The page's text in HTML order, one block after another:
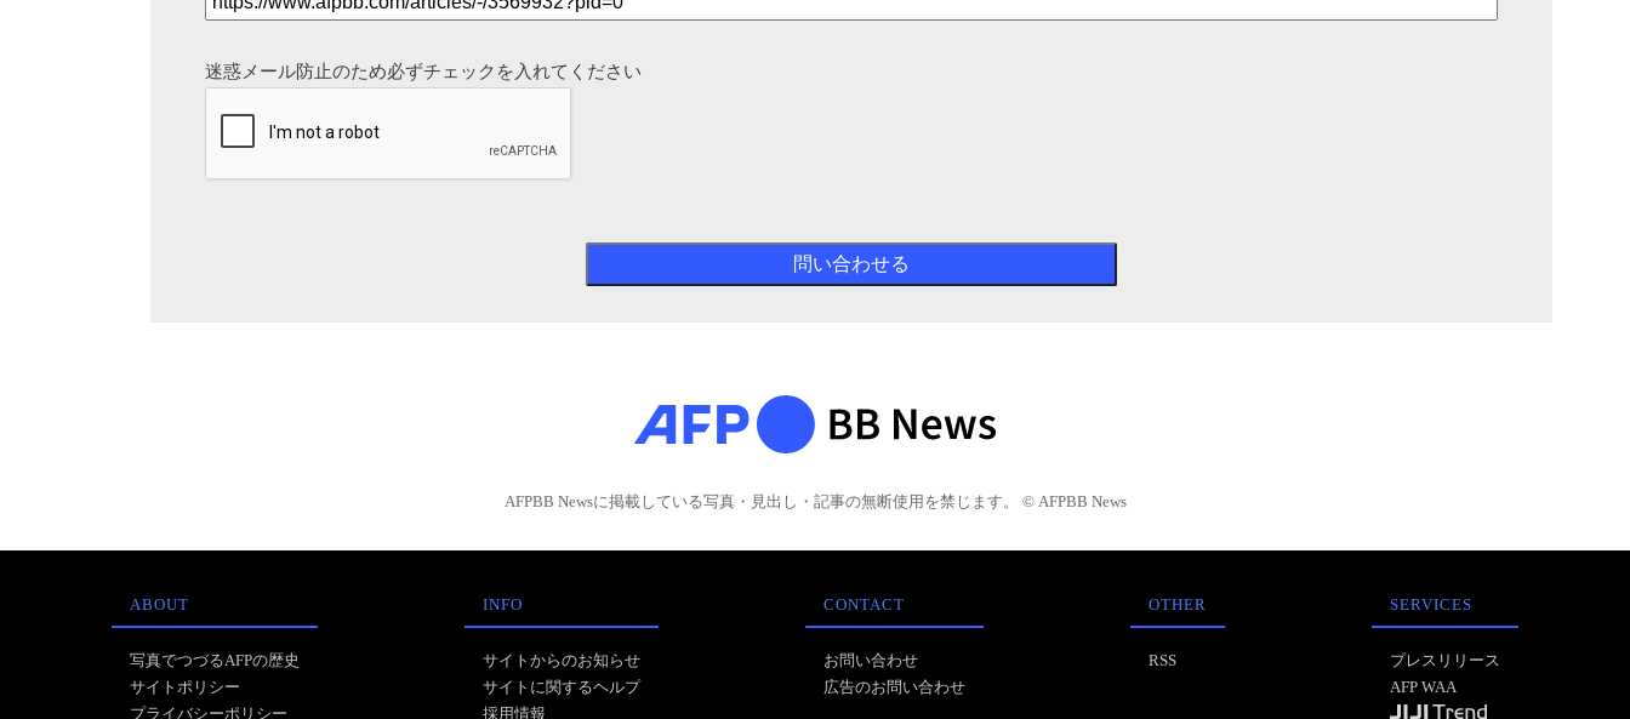
迷惑メール防止のため必ずチェックを入れてください
AFPBB Newsに掲載している写真・見出し・記事の無断使用を禁じます。 © AFPBB News
ABOUT
写真でつづるAFPの歴史
サイトポリシー
プライバシーポリシー
INFO
サイトからのお知らせ
サイトに関するヘルプ
採用情報
CONTACT
お問い合わせ
広告のお問い合わせ
OTHER
RSS
SERVICES
プレスリリース
AFP WAA